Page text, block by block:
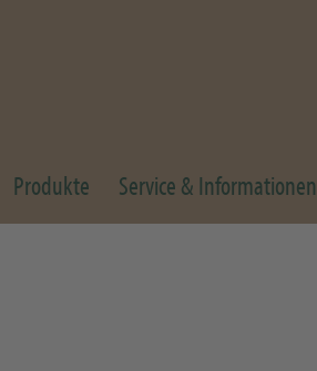
Produkte Service & Informationen